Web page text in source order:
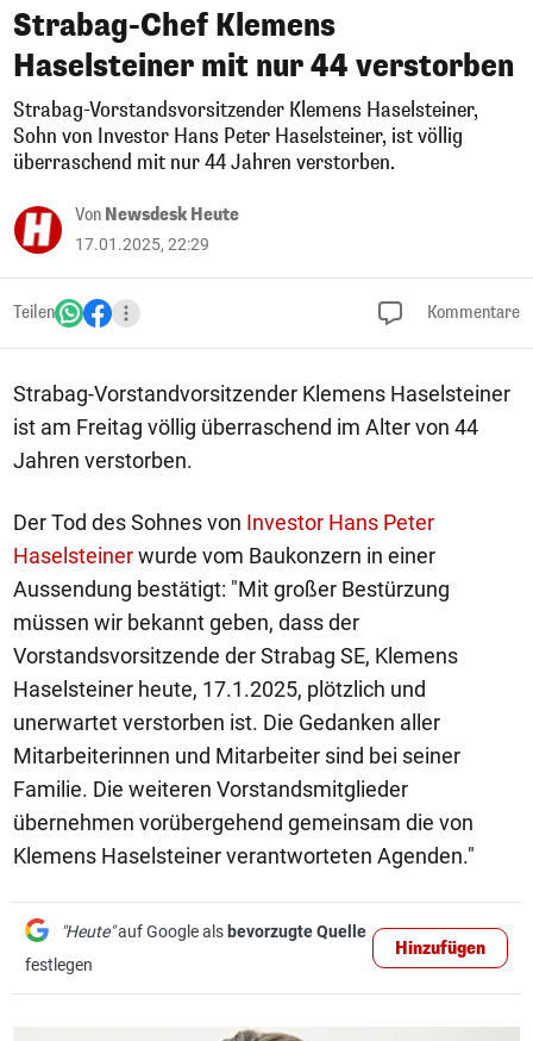
Strabag-Chef Klemens
Haselsteiner mit nur 44 verstorben
Strabag-Vorstandsvorsitzender Klemens Haselsteiner,
Sohn von Investor Hans Peter Haselsteiner, ist völlig
überraschend mit nur 44 Jahren verstorben.
Von Newsdesk Heute
17.01.2025, 22:29
Teilen Kommentare
Strabag-Vorstandvorsitzender Klemens Haselsteiner
ist am Freitag völlig überraschend im Alter von 44
Jahren verstorben.
Der Tod des Sohnes von Investor Hans Peter
Haselsteinerwurde vom Baukonzern in einer
Aussendung bestätigt: "Mit großer Bestürzung
müssen wir bekannt geben, dass der
Vorstandsvorsitzende der Strabag SE, Klemens
Haselsteiner heute, 17.1.2025, plötzlich und
unerwartet verstorben ist. Die Gedanken aller
Mitarbeiterinnen und Mitarbeiter sind bei seiner
Familie. Die weiteren Vorstandsmitglieder
übernehmen vorübergehend gemeinsam die von
Klemens Haselsteiner verantworteten Agenden."
"Heute"auf Google als bevorzugte Quelle
festlegen
Hinzufügen